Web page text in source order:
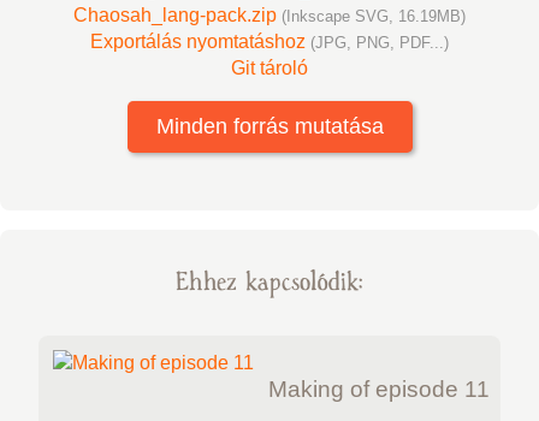
Chaosah_lang-pack.zip (Inkscape SVG, 16.19MB)
Exportálás nyomtatáshoz (JPG, PNG, PDF...)
Git tároló
Minden forrás mutatása
Ehhez kapcsolódik:
Making of episode 11